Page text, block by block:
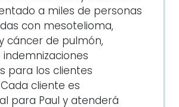
a miles de personas
con mesotelioma,
cáncer de pulmón,
para los clientes
Cada cliente es
para Paul y atenderá